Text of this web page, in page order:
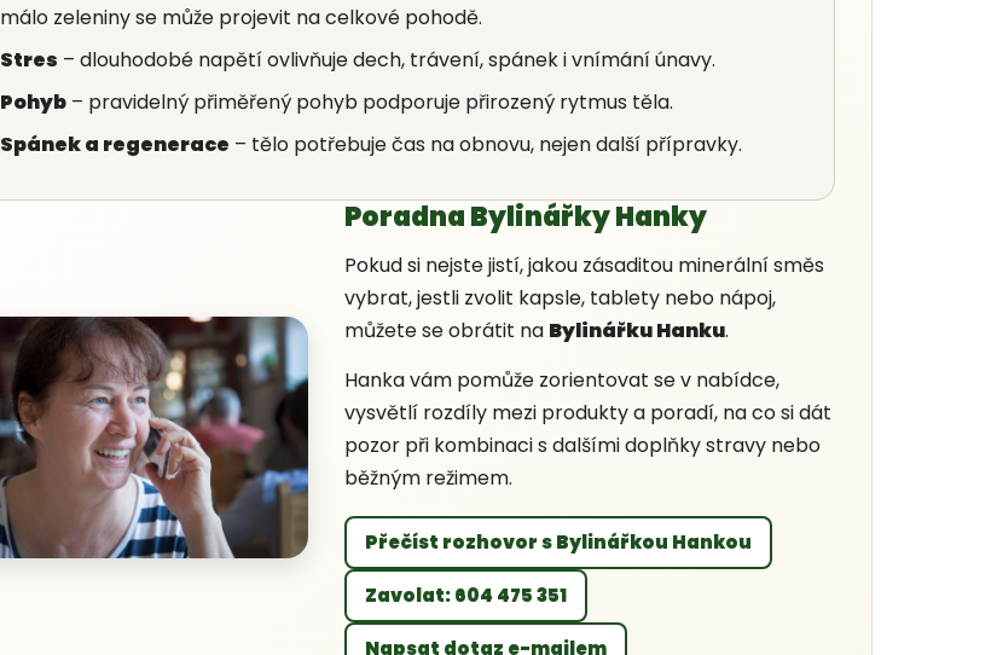
málo zeleniny se může projevit na celkové pohodě.
Stres – dlouhodobé napětí ovlivňuje dech, trávení, spánek i vnímání únavy.
Pohyb – pravidelný přiměřený pohyb podporuje přirozený rytmus těla.
Spánek a regenerace – tělo potřebuje čas na obnovu, nejen další přípravky.
Poradna Bylinářky Hanky
Pokud si nejste jistí, jakou zásaditou minerální směs
vybrat, jestli zvolit kapsle, tablety nebo nápoj,
můžete se obrátit na Bylinářku Hanku.
Hanka vám pomůže zorientovat se v nabídce,
vysvětlí rozdíly mezi produkty a poradí, na co si dát
pozor při kombinaci s dalšími doplňky stravy nebo
běžným režimem.
Přečíst rozhovor s Bylinářkou Hankou
Zavolat: 604 475 351
Napsat dotaz e-mailem